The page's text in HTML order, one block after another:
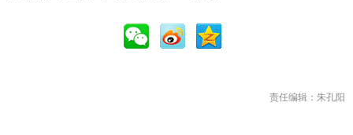
责任编辑：朱孔阳